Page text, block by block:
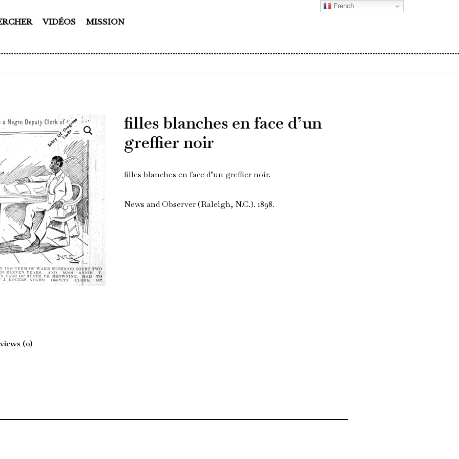
VIDÉOS MISSION
filles blanches en face d’un
greffier noir
filles blanches en face d’un greffier noir.
News and Observer (Raleigh, N.C.). 1898.
(0)
French